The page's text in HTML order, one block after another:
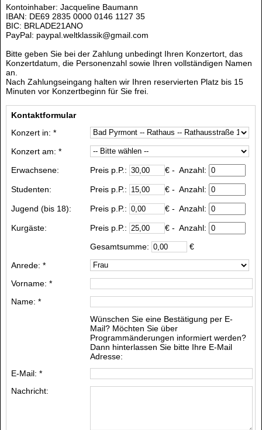
Kontoinhaber: Jacqueline Baumann
IBAN: DE69 2835 0000 0146 1127 35
BIC: BRLADE21ANO
PayPal: paypal.weltklassik@gmail.com
Bitte geben Sie bei der Zahlung unbedingt Ihren Konzertort, das
Konzertdatum, die Personenzahl sowie Ihren vollständigen Namen
an.
Nach Zahlungseingang halten wir Ihren reservierten Platz bis 15
Minuten vor Konzertbeginn für Sie frei.
Kontaktformular
Konzert in: *
Konzert am: *
Erwachsene:
Preis p.P.: € - Anzahl:
Studenten: Preis p.P.: € - Anzahl:
Jugend (bis 18): Preis p.P.: € - Anzahl:
Kurgäste: Preis p.P.: € - Anzahl:
Gesamtsumme:
€
Anrede: *
Vorname: *
Name: *
Wünschen Sie eine Bestätigung per E-
Mail? Möchten Sie über
Programmänderungen informiert werden?
Dann hinterlassen Sie bitte Ihre E-Mail
Adresse:
E-Mail: *
Nachricht: